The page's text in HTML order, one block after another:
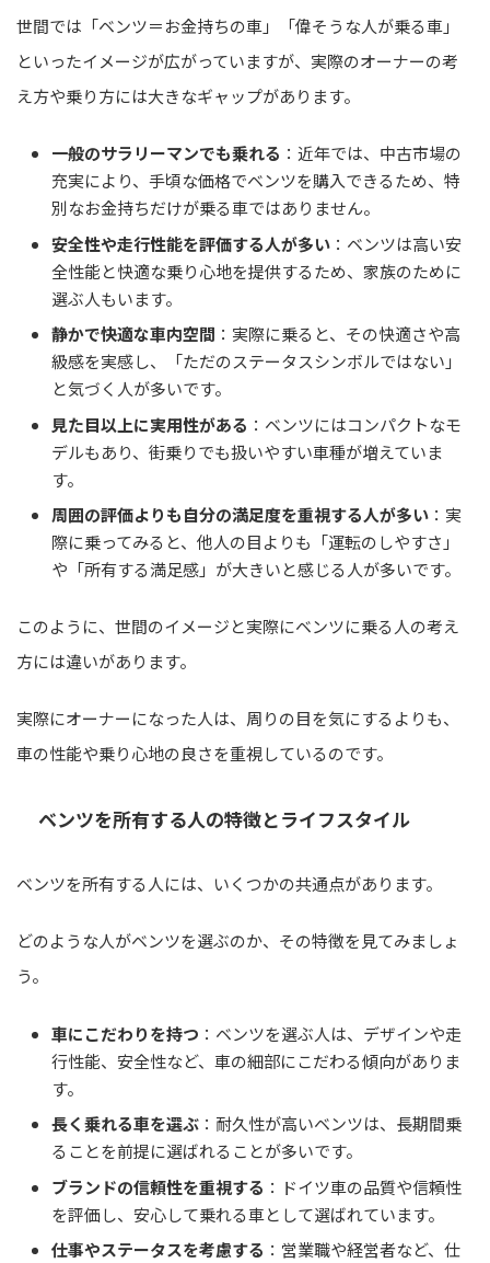
世間では「ベンツ＝お金持ちの車」「偉そうな人が乗る車」
といったイメージが広がっていますが、実際のオーナーの考
え方や乗り方には大きなギャップがあります。
一般のサラリーマンでも乗れる ：近年では、中古市場の
充実により、手頃な価格でベンツを購入できるため、特
別なお金持ちだけが乗る車ではありません。
安全性や走行性能を評価する人が多い ：ベンツは高い安
全性能と快適な乗り心地を提供するため、家族のために
選ぶ人もいます。
静かで快適な車内空間 ：実際に乗ると、その快適さや高
級感を実感し、「ただのステータスシンボルではない」
と気づく人が多いです。
見た目以上に実用性がある ：ベンツにはコンパクトなモ
デルもあり、街乗りでも扱いやすい車種が増えていま
す。
周囲の評価よりも自分の満足度を重視する人が多い ：実
際に乗ってみると、他人の目よりも「運転のしやすさ」
や「所有する満足感」が大きいと感じる人が多いです。
このように、世間のイメージと実際にベンツに乗る人の考え
方には違いがあります。
実際にオーナーになった人は、周りの目を気にするよりも、
車の性能や乗り心地の良さを重視しているのです。
ベンツを所有する人の特徴とライフスタイル
ベンツを所有する人には、いくつかの共通点があります。
どのような人がベンツを選ぶのか、その特徴を見てみましょ
う。
車にこだわりを持つ ：ベンツを選ぶ人は、デザインや走
行性能、安全性など、車の細部にこだわる傾向がありま
す。
長く乗れる車を選ぶ ：耐久性が高いベンツは、長期間乗
ることを前提に選ばれることが多いです。
ブランドの信頼性を重視する ：ドイツ車の品質や信頼性
を評価し、安心して乗れる車として選ばれています。
仕事やステータスを考慮する ：営業職や経営者など、仕